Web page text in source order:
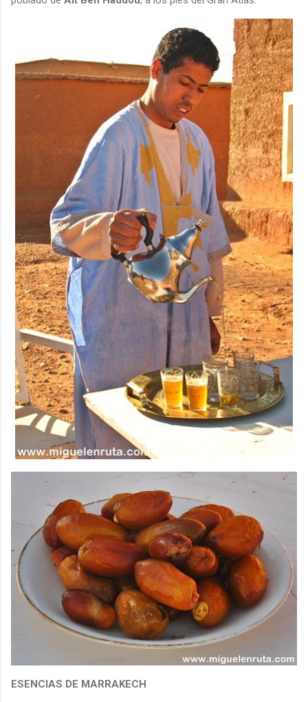
ESENCIAS DE MARRAKECH